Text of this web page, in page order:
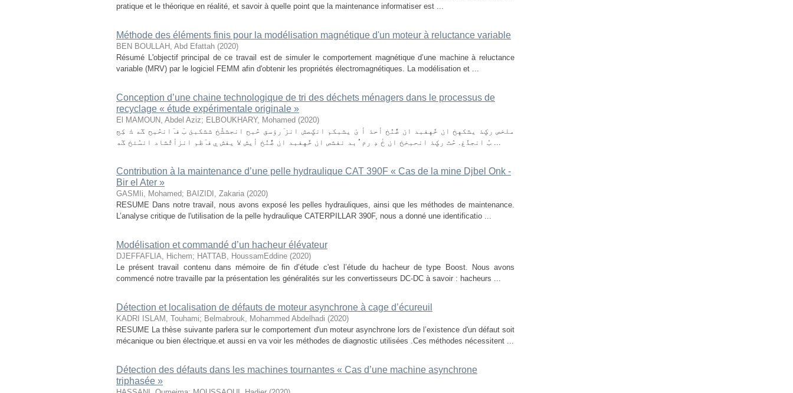
pratique et le théorique en réalité, et savoir à quelle point que la maintenance informatiser est ...
Méthode des éléments finis pour la modélisation magnétique d'un moteur à reluctance variable
BEN BOULLAH, Abd Efattah (2020)
Résumé L'objectif principal de ce travail est de simuler le comportement magnétique d’une machine à reluctance
variable (MRV) par le logiciel FEMM afin d'obtenir les propriétés électromagnétiques. La modélisation et ...
Conception d’une chaine technologique de tri des déchets ménagers dans le processus de
recyclage « étude expérimentale originale »
El MAMOUN, Abdel Aziz; ELBOUKHARY, Mohamed (2020)
ملخص رؼذ يشكهخ ان خًهفبد ان ضًُنٛخ أحذ أ ىْ يشبكم انؼصش انزٙ رؤسق حٛبح انجششٚخ ششكبئ بٓ فٙ انحٛبح ػه ك كٕج
بُ انجذٚغ. حٛث رؼذ انحبخخ ان خٔ دٕ رم ُٛبد نفشص ان خًهفبد ان ضًُنٛخ أيش لا يفش ي فٙ ظم انزأثٛشاد انسٛئخ ػه ...
Contribution à la maintenance d’une pelle hydraulique CAT 390F « Cas de la mine Djbel Onk -
Bir el Ater »
GASMIi, Mohamed; BAIZIDI, Zakaria (2020)
RESUME Dans notre travail, nous avons exposé les pelles hydrauliques, ainsi que les méthodes de maintenance.
L’analyse critique de l'utilisation de la pelle hydraulique CATERPILLAR 390F, nous a donné une identificatio ...
Modélisation et commandé d’un hacheur élévateur
DJEFFAFLIA, Hichem; HATTAB, HoussamEddine (2020)
Le présent travail contenu dans mémoire de fin d’étude c'est l’étude du hacheur de type Boost. Nous avons
commencé notre travaille par la présentation les généralités sur les convertisseurs DC-DC à savoir : hacheurs ...
Détection et localisation de défauts de moteur asynchrone à cage d’écureuil
KADRI ISLAM, Touhami; Belmabrouk, Mohammed Abdelhadi (2020)
RESUME La thèse suivante parlera sur le comportement d'un moteur asynchrone lors de l’existence d'un défaut soit
mécanique ou bien électrique.et aussi en va voir les méthodes de diagnostic utilisées .Ces méthodes nécessitent ...
Détection des défauts dans les machines tournantes « Cas d’une machine asynchrone
triphasée »